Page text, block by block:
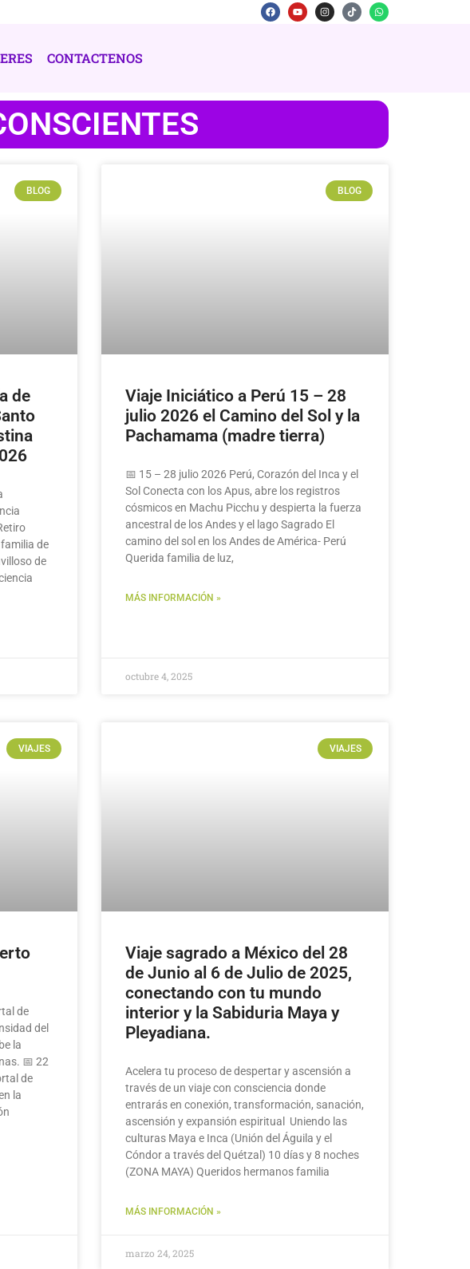
CONTACTENOS
BLOG
de
de
de
BLOG
Viaje Iniciático a Perú 15 – 28
julio 2026 el Camino del Sol y la
Pachamama (madre tierra)
📅 15 – 28 julio 2026 Perú, Corazón del Inca y el
Sol Conecta con los Apus, abre los registros
cósmicos en Machu Picchu y despierta la fuerza
ancestral de los Andes y el lago Sagrado El
camino del sol en los Andes de América- Perú
Querida familia de luz,
MÁS INFORMACIÓN »
octubre 4, 2025
VIAJES
de
del
la
📅 22
de
la
VIAJES
Viaje sagrado a México del 28
de Junio al 6 de Julio de 2025,
conectando con tu mundo
interior y la Sabiduria Maya y
Pleyadiana.
Acelera tu proceso de despertar y ascensión a
través de un viaje con consciencia donde
entrarás en conexión, transformación, sanación,
ascensión y expansión espiritual Uniendo las
culturas Maya e Inca (Unión del Águila y el
Cóndor a través del Quétzal) 10 días y 8 noches
(ZONA MAYA) Queridos hermanos familia
MÁS INFORMACIÓN »
marzo 24, 2025